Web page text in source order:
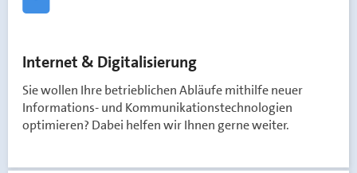
Internet & Digitalisierung
Sie wollen Ihre betrieblichen Abläufe mithilfe neuer
Informations- und Kommunikationstechnologien
optimieren? Dabei helfen wir Ihnen gerne weiter.